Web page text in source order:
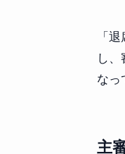
「
し
なっ
主